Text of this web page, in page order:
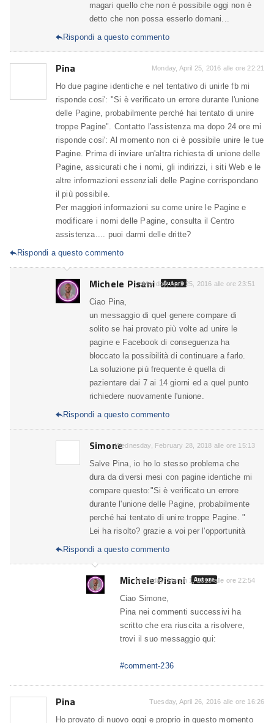
magari quello che non è possibile oggi non è
detto che non possa esserlo domani...
Rispondi a questo commento
Pina Monday, April 25, 2016 alle ore 22:21
Ho due pagine identiche e nel tentativo di unirle fb mi
risponde cosi': "Si è verificato un errore durante l'unione
delle Pagine, probabilmente perché hai tentato di unire
troppe Pagine". Contatto l'assistenza ma dopo 24 ore mi
risponde cosi': Al momento non ci è possibile unire le tue
Pagine. Prima di inviare un'altra richiesta di unione delle
Pagine, assicurati che i nomi, gli indirizzi, i siti Web e le
altre informazioni essenziali delle Pagine corrispondano
il più possibile.
Per maggiori informazioni su come unire le Pagine e
modificare i nomi delle Pagine, consulta il Centro
assistenza.... puoi darmi delle dritte?
Rispondi a questo commento
Michele Pisani Autore
Monday, April 25, 2016 alle ore 23:51
Ciao Pina,
un messaggio di quel genere compare di
solito se hai provato più volte ad unire le
pagine e Facebook di conseguenza ha
bloccato la possibilità di continuare a farlo.
La soluzione più frequente è quella di
pazientare dai 7 ai 14 giorni ed a quel punto
richiedere nuovamente l'unione.
Rispondi a questo commento
SimoneWednesday, February 28, 2018 alle ore 15:13
Salve Pina, io ho lo stesso problema che
dura da diversi mesi con pagine identiche mi
compare questo:"Si è verificato un errore
durante l'unione delle Pagine, probabilmente
perché hai tentato di unire troppe Pagine. "
Lei ha risolto? grazie a voi per l'opportunità
Rispondi a questo commento
Michele Pisani Autore
Thursday, March 1, 2018 alle ore 22:54
Ciao Simone,
Pina nei commenti successivi ha
scritto che era riuscita a risolvere,
trovi il suo messaggio qui:
#comment-236
Pina Tuesday, April 26, 2016 alle ore 16:26
Ho provato di nuovo oggi e proprio in questo momento